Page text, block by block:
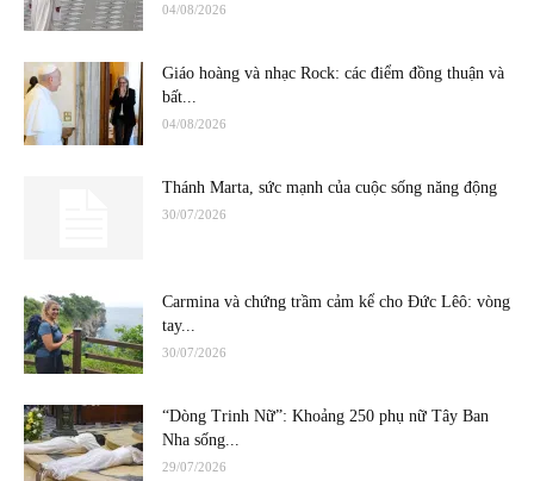
04/08/2026
Giáo hoàng và nhạc Rock: các điểm đồng thuận và
bất...
04/08/2026
Thánh Marta, sức mạnh của cuộc sống năng động
30/07/2026
Carmina và chứng trầm cảm kể cho Đức Lêô: vòng
tay...
30/07/2026
“Dòng Trinh Nữ”: Khoảng 250 phụ nữ Tây Ban
Nha sống...
29/07/2026